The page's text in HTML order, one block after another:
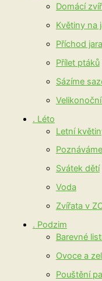
Domácí
Květiny na
Příchod jara
Přílet ptáků
Sázíme
. Léto
Letní
Svátek dětí
Voda
Zvířata v
. Podzim
Barevné
Ovoce a
Pouštění